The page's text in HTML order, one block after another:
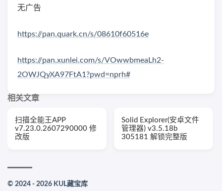
无广告
https://pan.quark.cn/s/08610f60516e
https://pan.xunlei.com/s/VOwwbmeaLh2-
2OWJQyXA97FtA1?pwd=nprh#
相关文章
扫描全能王APP
v7.23.0.2607290000 修
改版
Solid Explorer(安卓文件
管理器) v3.5.18b
305181 解锁完整版
© 2024 - 2026 KUL藏宝库